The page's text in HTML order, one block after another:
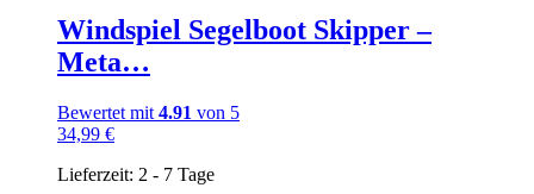
Windspiel Segelboot Skipper –
Meta…
Bewertet mit 4.91 von 5
34,99 €
Lieferzeit: 2 - 7 Tage